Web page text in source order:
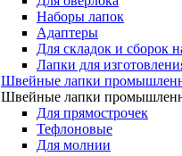
Наборы лапок
Адаптеры
Для складок и сборок
Лапки для
Швейные лапки
Швейные лапки
Для прямострочек
Тефлоновые
Для молнии